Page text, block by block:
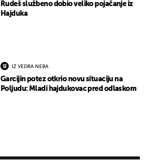
Rudeš službeno dobio veliko pojačanje iz
Hajduka
IZ VEDRA NEBA
Garcijin potez otkrio novu situaciju na
Poljudu: Mladi hajdukovac pred odlaskom